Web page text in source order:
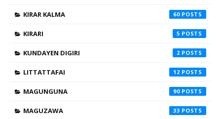
KIRAR KALMA 60
KIRARI 5
KUNDAYEN DIGIRI 2
LITTATTAFAI 12
MAGUNGUNA 90
MAGUZAWA 33